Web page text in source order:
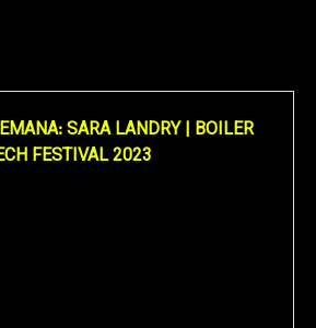
SARA LANDRY | BOILER
FESTIVAL 2023